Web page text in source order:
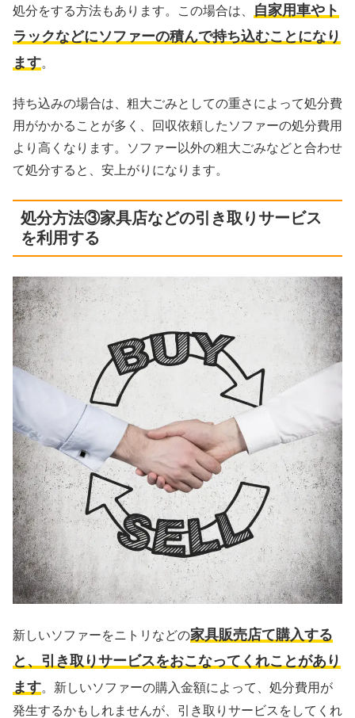
処分をする方法もあります。この場合は、
自家用車やト
ラックなどにソファーの積んで持ち込むことになり
ます。
持ち込みの場合は、粗大ごみとしての重さによって処分費
用がかかることが多く、回収依頼したソファーの処分費用
より高くなります。ソファー以外の粗大ごみなどと合わせ
て処分すると、安上がりになります。
処分方法③家具店などの引き取りサービス
を利用する
新しいソファーをニトリなどの家具販売店て購入する
と、引き取りサービスをおこなってくれことがあり
ます。新しいソファーの購入金額によって、処分費用が
発生するかもしれませんが、引き取りサービスをしてくれ